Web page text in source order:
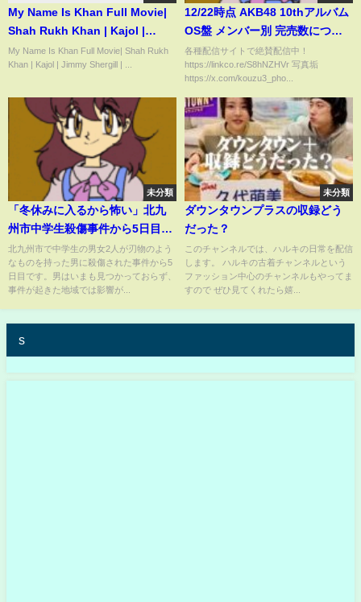
My Name Is Khan Full Movie|
Shah Rukh Khan | Kajol |
Jimmy Shergill | Tanay
Chheda | Facts & Explain
My Name Is Khan Full Movie| Shah Rukh
Khan | Kajol | Jimmy Shergill | ...
12/22時点 AKB48 10thアルバム
OS盤 メンバー別 完売数につい
て48古参が思うこと【AKB48/な
んてったってAKB48】
各種配信サイトで絶賛配信中！
https://linkco.re/S8hNZHVr 写真垢
https://x.com/kouzu3_pho...
未分類
「冬休みに入るから怖い」北九
州市中学生殺傷事件から5日目
刺した男はいまも逃走中｜
TBS NEWS DIG
北九州市で中学生の男女2人が刃物のよう
なものを持った男に殺傷された事件から5
日目です。男はいまも見つかっておらず、
事件が起きた地域では影響が...
未分類
ダウンタウンプラスの収録どう
だった？
このチャンネルでは、ハルキの日常を配信
します。 ハルキの古着チャンネルという
ファッション中心のチャンネルもやってま
すので ぜひ見てくれたら嬉...
s